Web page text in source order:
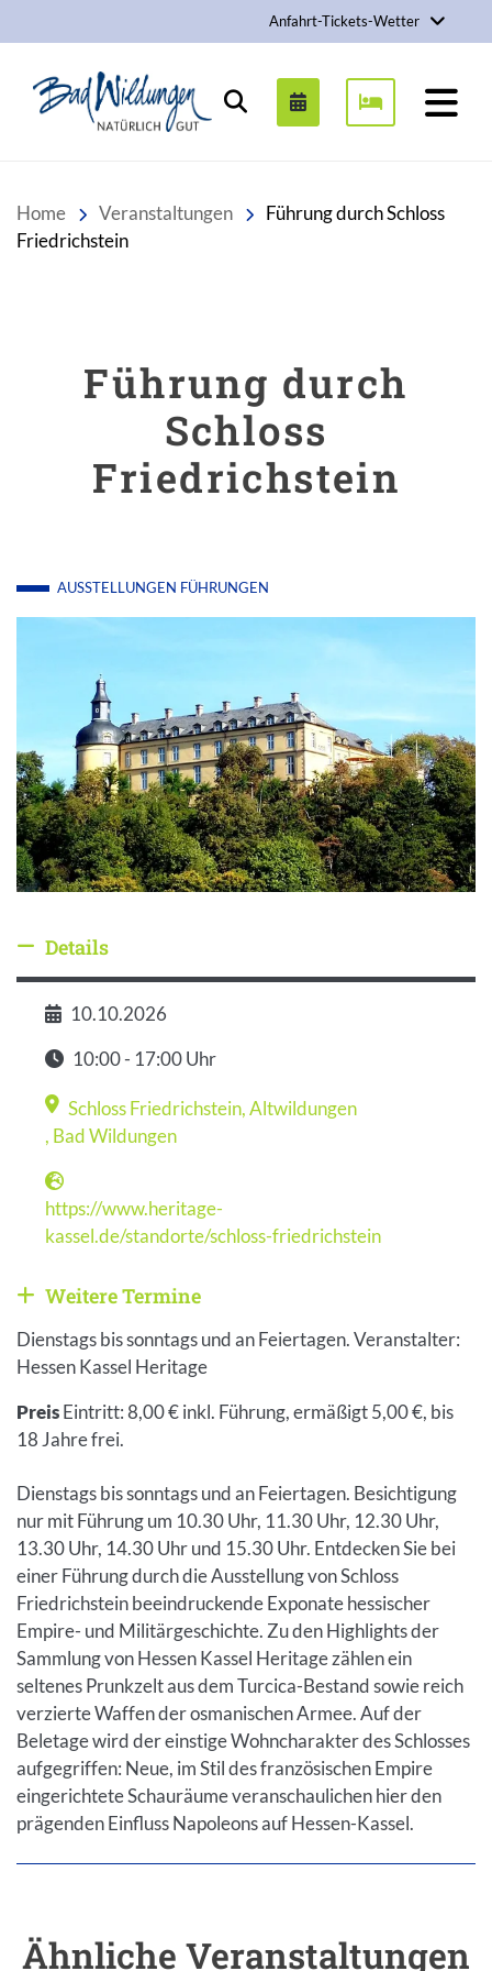
Anfahrt-Tickets-Wetter
Stadt Bad Wildungen
Suchen
Home Veranstaltungen
Führung durch Schloss
Friedrichstein
Führung durch
Schloss
Friedrichstein
AUSSTELLUNGEN FÜHRUNGEN
Details ausblenden
Details
Datum
10.10.2026
Zeit
10:00 - 17:00 Uhr
Veranstaltungsort
Schloss Friedrichstein, Altwildungen
, Bad Wildungen
Webseite
https://www.heritage-
kassel.de/standorte/schloss-friedrichstein
Weitere Veranstaltungen anzeigen
Weitere Termine
Dienstags bis sonntags und an Feiertagen. Veranstalter:
Hessen Kassel Heritage
PreisEintritt: 8,00 € inkl. Führung, ermäßigt 5,00 €, bis
18 Jahre frei.
Dienstags bis sonntags und an Feiertagen. Besichtigung
nur mit Führung um 10.30 Uhr, 11.30 Uhr, 12.30 Uhr,
13.30 Uhr, 14.30 Uhr und 15.30 Uhr. Entdecken Sie bei
einer Führung durch die Ausstellung von Schloss
Friedrichstein beeindruckende Exponate hessischer
Empire- und Militärgeschichte. Zu den Highlights der
Sammlung von Hessen Kassel Heritage zählen ein
seltenes Prunkzelt aus dem Turcica-Bestand sowie reich
verzierte Waffen der osmanischen Armee. Auf der
Beletage wird der einstige Wohncharakter des Schlosses
aufgegriffen: Neue, im Stil des französischen Empire
eingerichtete Schauräume veranschaulichen hier den
prägenden Einfluss Napoleons auf Hessen-Kassel.
Ähnliche Veranstaltungen